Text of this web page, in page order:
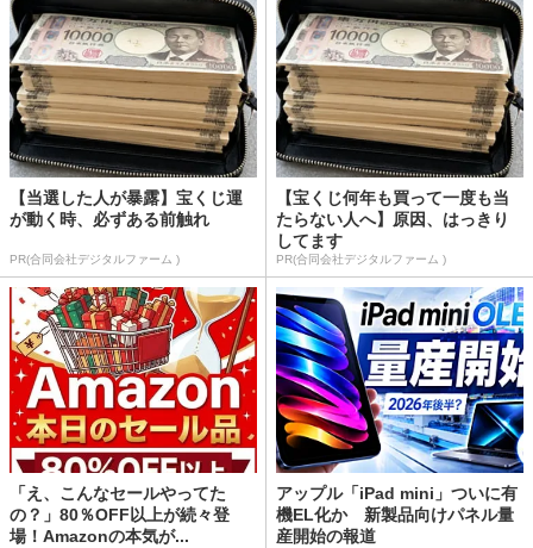
【当選した人が暴露】宝くじ運
が動く時、必ずある前触れ
PR(合同会社デジタルファーム )
【宝くじ何年も買って一度も当
たらない人へ】原因、はっきり
してます
PR(合同会社デジタルファーム )
「え、こんなセールやってた
の？」80％OFF以上が続々登
場！Amazonの本気が...
アップル「iPad mini」ついに有
機EL化か 新製品向けパネル量
産開始の報道